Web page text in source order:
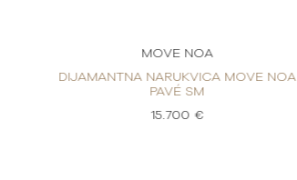
MOVE NOA
DIJAMANTNA NARUKVICA MOVE NOA
PAVÉ SM
15.700 €